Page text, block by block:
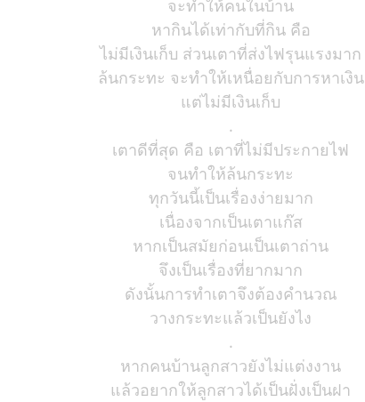
จะทำให้คนในบ้าน
หากินได้เท่ากับที่กิน คือ
ไม่มีเงินเก็บ ส่วนเตาที่ส่งไฟรุนแรงมาก
ล้นกระทะ จะทำให้เหนื่อยกับการหาเงิน
แต่ไม่มีเงินเก็บ
.
เตาดีที่สุด คือ เตาที่ไม่มีประกายไฟ
จนทำให้ล้นกระทะ
ทุกวันนี้เป็นเรื่องง่ายมาก
เนื่องจากเป็นเตาแก๊ส
หากเป็นสมัยก่อนเป็นเตาถ่าน
จึงเป็นเรื่องที่ยากมาก
ดังนั้นการทำเตาจึงต้องคำนวณ
วางกระทะแล้วเป็นยังไง
.
หากคนบ้านลูกสาวยังไม่แต่งงาน
แล้วอยากให้ลูกสาวได้เป็นฝั่งเป็นฝา